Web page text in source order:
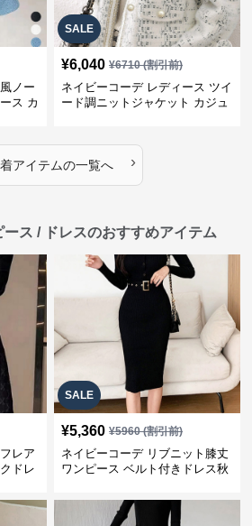
ノー
ス カ
SALE
¥6,040 ¥6710(割引前)
ネイビーコーデ レディース ツイ
ード調ニットジャケット カジュ
アイテムの一覧へ ›
ス / ドレスのおすすめアイテム
レア
ドレ
SALE
¥5,360 ¥5960(割引前)
ネイビーコーデ リブニット膝丈
ワンピース ベルト付きドレス秋